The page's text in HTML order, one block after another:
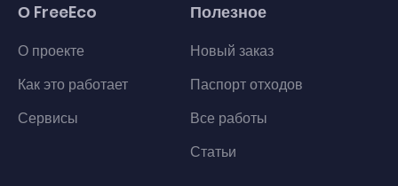
О FreeEco
О проекте
Как это работает
Сервисы
Полезное
Новый заказ
Паспорт отходов
Все работы
Статьи